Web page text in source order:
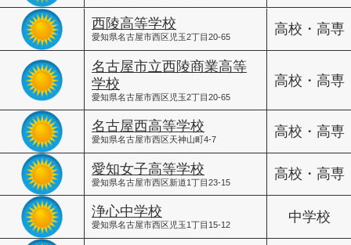
西陵高等学校
愛知県名古屋市西区児玉2丁目20-65
高校・高専
名古屋市立西陵商業高等
学校
愛知県名古屋市西区児玉2丁目20-65
高校・高専
名古屋西高等学校
愛知県名古屋市西区天神山町4-7
高校・高専
愛知女子高等学校
愛知県名古屋市西区新道1丁目23-15
高校・高専
浄心中学校
愛知県名古屋市西区児玉1丁目15-12
中学校